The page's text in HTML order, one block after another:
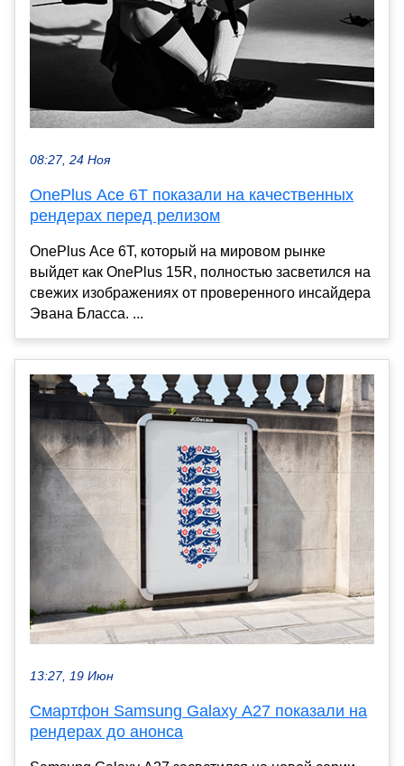
08:27, 24 Ноя
OnePlus Ace 6T показали на качественных
рендерах перед релизом
OnePlus Ace 6T, который на мировом рынке
выйдет как OnePlus 15R, полностью засветился на
свежих изображениях от проверенного инсайдера
Эвана Бласса. ...
13:27, 19 Июн
Смартфон Samsung Galaxy A27 показали на
рендерах до анонса